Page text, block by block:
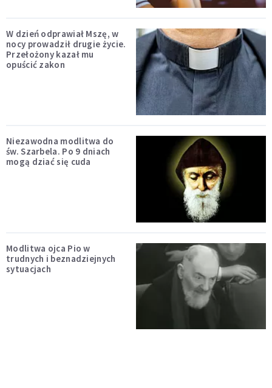
W dzień odprawiał Mszę, w
nocy prowadził drugie życie.
Przełożony kazał mu
opuścić zakon
Niezawodna modlitwa do
św. Szarbela. Po 9 dniach
mogą dziać się cuda
Modlitwa ojca Pio w
trudnych i beznadziejnych
sytuacjach